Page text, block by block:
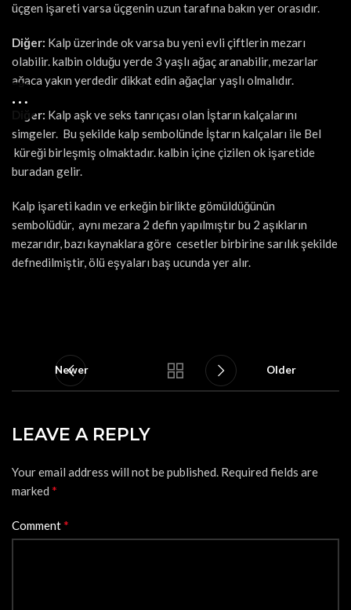
üçgen işareti varsa üçgenin uzun tarafına bakın yer orasıdır.
Diğer: Kalp üzerinde ok varsa bu yeni evli çiftlerin mezarı
olabilir. kalbin olduğu yerde 3 yaşlı ağaç aranabilir, mezarlar
ağaca yakın yerdedir dikkat edin ağaçlar yaşlı olmalıdır.
Diğer: Kalp aşk ve seks tanrıçası olan İştarın kalçalarını
simgeler. Bu şekilde kalp sembolünde İştarın kalçaları ile Bel
küreği birleşmiş olmaktadır. kalbin içine çizilen ok işaretide
buradan gelir.
Kalp işareti kadın ve erkeğin birlikte gömüldüğünün
sembolüdür, aynı mezara 2 defin yapılmıştır bu 2 aşıkların
mezarıdır, bazı kaynaklara göre cesetler birbirine sarılık şekilde
defnedilmiştir, ölü eşyaları baş ucunda yer alır.
Newer Older
LEAVE A REPLY
Your email address will not be published. Required fields are
marked *
Comment*